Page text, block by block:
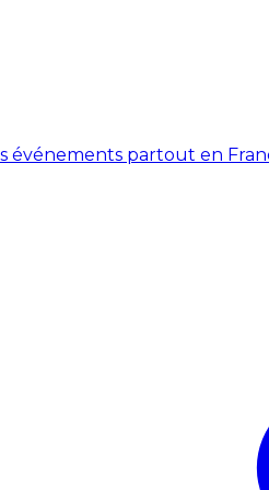
événements partout en